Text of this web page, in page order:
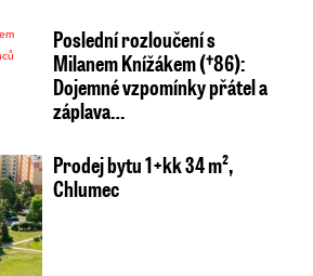
Poslední rozloučení s
Milanem Knížákem (†86):
Dojemné vzpomínky přátel a
záplava…
Prodej bytu 1+kk 34 m²,
Chlumec